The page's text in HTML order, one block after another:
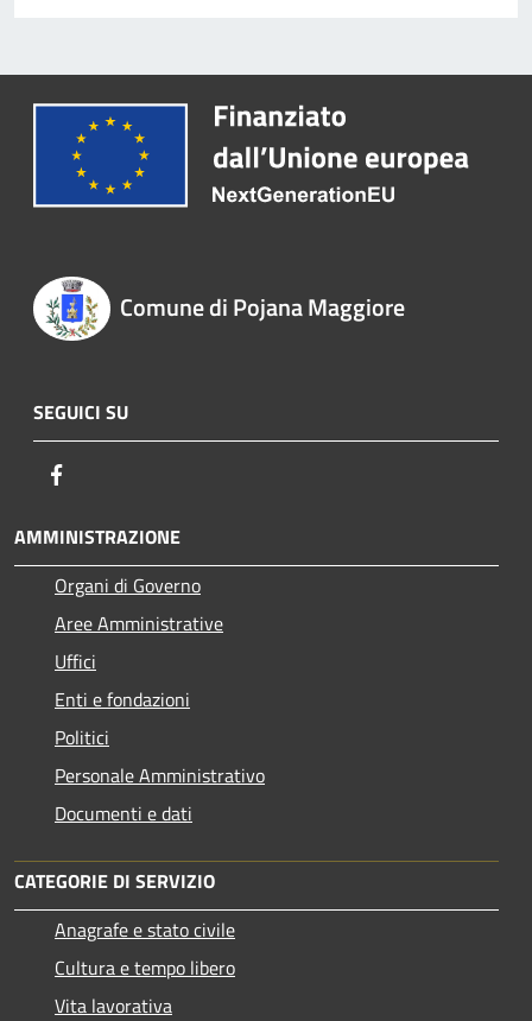
Comune di Pojana Maggiore
SEGUICI SU
AMMINISTRAZIONE
Organi di Governo
Aree Amministrative
Uffici
Enti e fondazioni
Politici
Personale Amministrativo
Documenti e dati
CATEGORIE DI SERVIZIO
Anagrafe e stato civile
Cultura e tempo libero
Vita lavorativa